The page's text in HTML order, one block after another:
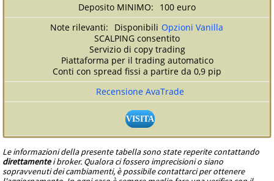
100 euro
Disponibili Opzioni Vanilla
SCALPING consentito
Servizio di copy trading
Piattaforma per il trading automatico
Conti con spread fissi a partire da 0,9 pip
Recensione AvaTrade
VISITA
Le informazioni della presente tabella sono state reperite contattando
direttamentei broker. Qualora ci fossero imprecisioni o siano
sopravvenuti dei cambiamenti, è possibile contattarci per ottenere